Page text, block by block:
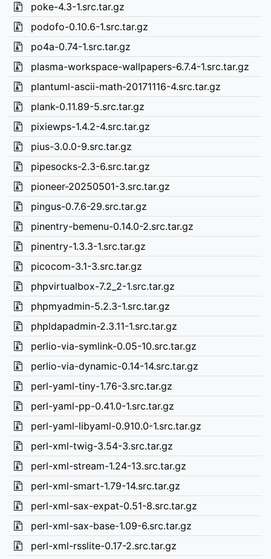
poke-4.3-1.src.tar.gz
podofo-0.10.6-1.src.tar.gz
po4a-0.74-1.src.tar.gz
plasma-workspace-wallpapers-6.7.4-1.src.tar.gz
plantuml-ascii-math-20171116-4.src.tar.gz
plank-0.11.89-5.src.tar.gz
pixiewps-1.4.2-4.src.tar.gz
pius-3.0.0-9.src.tar.gz
pipesocks-2.3-6.src.tar.gz
pioneer-20250501-3.src.tar.gz
pingus-0.7.6-29.src.tar.gz
pinentry-bemenu-0.14.0-2.src.tar.gz
pinentry-1.3.3-1.src.tar.gz
picocom-3.1-3.src.tar.gz
phpvirtualbox-7.2_2-1.src.tar.gz
phpmyadmin-5.2.3-1.src.tar.gz
phpldapadmin-2.3.11-1.src.tar.gz
perlio-via-symlink-0.05-10.src.tar.gz
perlio-via-dynamic-0.14-14.src.tar.gz
perl-yaml-tiny-1.76-3.src.tar.gz
perl-yaml-pp-0.41.0-1.src.tar.gz
perl-yaml-libyaml-0.910.0-1.src.tar.gz
perl-xml-twig-3.54-3.src.tar.gz
perl-xml-stream-1.24-13.src.tar.gz
perl-xml-smart-1.79-14.src.tar.gz
perl-xml-sax-expat-0.51-8.src.tar.gz
perl-xml-sax-base-1.09-6.src.tar.gz
perl-xml-rsslite-0.17-2.src.tar.gz